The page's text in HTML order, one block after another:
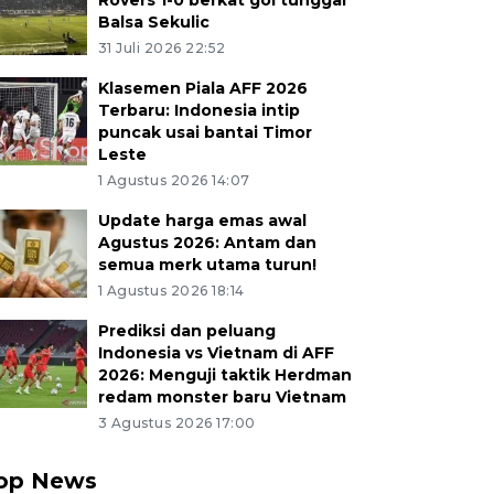
Balsa Sekulic
31 Juli 2026 22:52
Klasemen Piala AFF 2026
Terbaru: Indonesia intip
puncak usai bantai Timor
Leste
1 Agustus 2026 14:07
Update harga emas awal
Agustus 2026: Antam dan
semua merk utama turun!
1 Agustus 2026 18:14
Prediksi dan peluang
Indonesia vs Vietnam di AFF
2026: Menguji taktik Herdman
redam monster baru Vietnam
3 Agustus 2026 17:00
News